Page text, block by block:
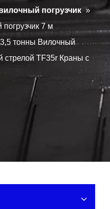
погрузчик »
7 м
3,5 тонны Вилочный
стрелой TF35r Краны с